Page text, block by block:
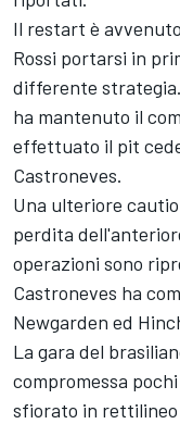
Il restart è
Rossi portarsi in
differente
ha mantenuto il
effettuato il pit
Castroneves.
Una ulteriore
perdita
operazioni sono
Castroneves ha
Newgarden ed
La gara del
compromessa
sfiorato in